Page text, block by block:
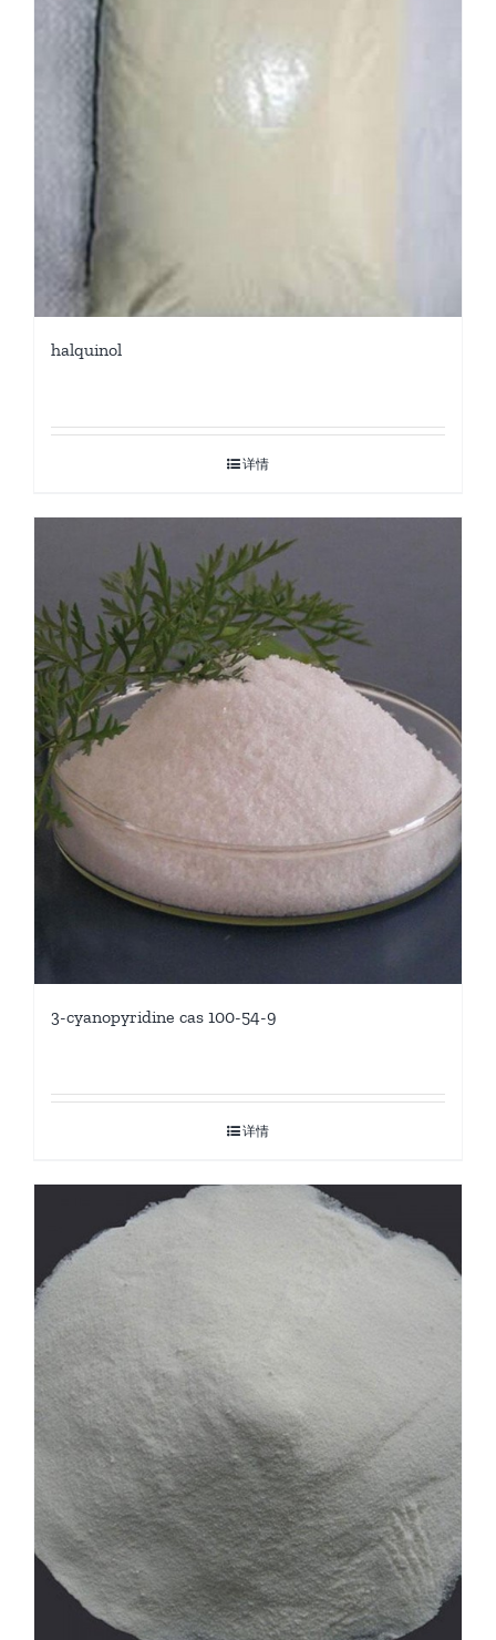
halquinol
详情
3-cyanopyridine cas 100-54-9
详情